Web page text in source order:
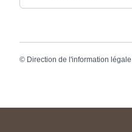
© Direction de l'information